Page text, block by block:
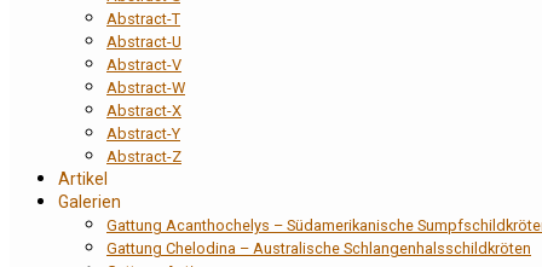
Abstract-T
Abstract-U
Abstract-V
Abstract-W
Abstract-X
Abstract-Y
Abstract-Z
Artikel
Galerien
Gattung Acanthochelys – Südamerikanische
Gattung Chelodina – Australische Schlangenhalsschildkröten